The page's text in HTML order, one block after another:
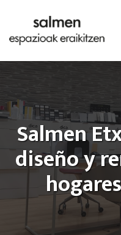
Salmen
diseño y